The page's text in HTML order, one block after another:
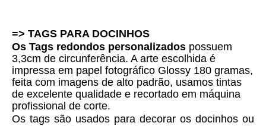
=> TAGS PARA DOCINHOS
Os Tags redondos personalizados possuem
3,3cm de circunferência. A arte escolhida é
impressa em papel fotográfico Glossy 180 gramas,
feita com imagens de alto padrão, usamos tintas
de excelente qualidade e recortado em máquina
profissional de corte.
Os tags são usados para decorar os docinhos ou